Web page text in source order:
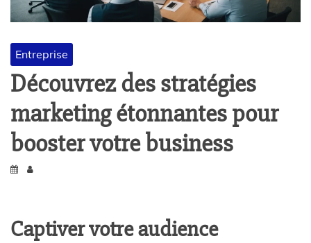
Entreprise
Découvrez des stratégies
marketing étonnantes pour
booster votre business
Captiver votre audience